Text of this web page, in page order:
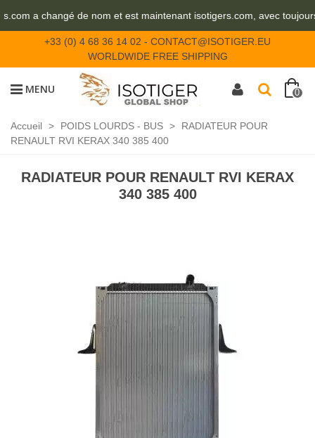
a changé de nom et est maintenant isotigers.com, avec
+33 (0) 4 68 36 14 02 - CONTACT@ISOTIGER.EU
WORLDWIDE FREE SHIPPING
MENU 0
Accueil > POIDS LOURDS - BUS >
RADIATEUR POUR
RENAULT RVI KERAX 340 385 400
RADIATEUR POUR RENAULT RVI KERAX
340 385 400